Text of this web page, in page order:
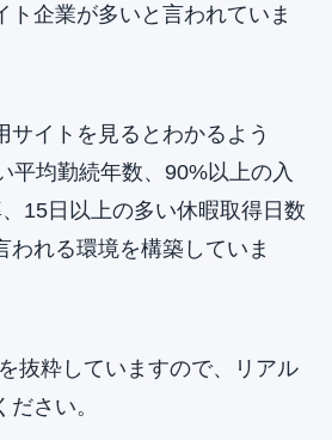
ト企業が多いと言われていま
サイトを見るとわかるよう
平均勤続年数、90%以上の入
15日以上の多い休暇取得日数
われる環境を構築していま
抜粋していますので、リアル
さい。